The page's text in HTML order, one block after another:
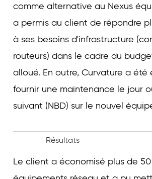
comme alternative au Nexus
a permis au client de répondre
à ses besoins d'infrastructure
routeurs) dans le cadre du
alloué. En outre, Curvature a été
fournir une maintenance le jour
suivant (NBD) sur le nouvel
Résultats
Le client a économisé plus de